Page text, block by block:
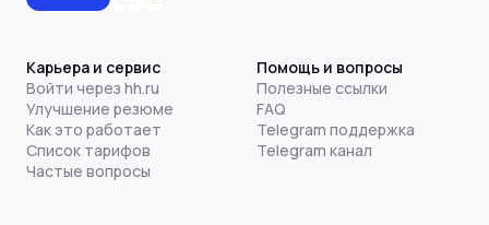
Карьера и сервис
Войти через hh.ru
Улучшение резюме
Как это работает
Список тарифов
Частые вопросы
Помощь и вопросы
Полезные ссылки
FAQ
Telegram поддержка
Telegram канал